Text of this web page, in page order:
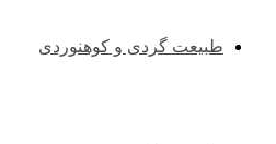
طبیعت گردی و کوهنوردی